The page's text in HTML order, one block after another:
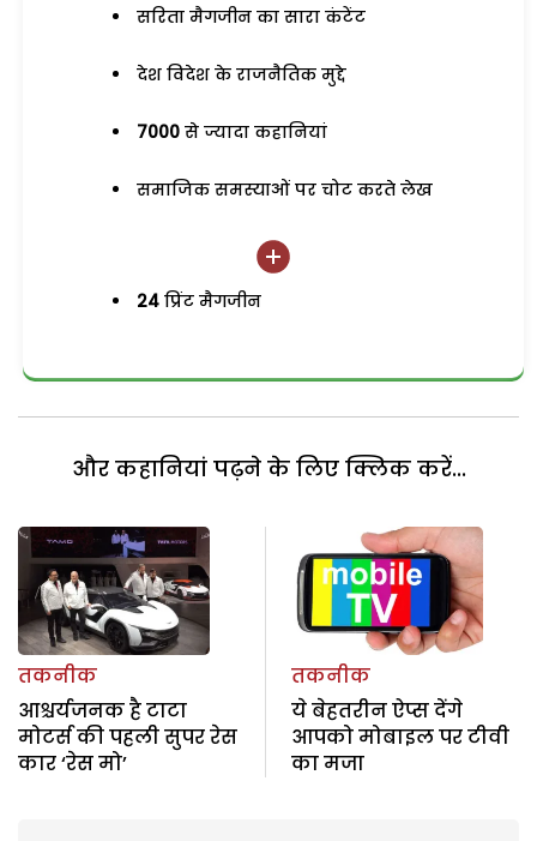
सरिता मैगजीन का सारा कंटेंट
देश विदेश के राजनैतिक मुद्दे
7000 से ज्यादा कहानियां
समाजिक समस्याओं पर चोट करते लेख
24 प्रिंट मैगजीन
और कहानियां पढ़ने के लिए क्लिक करें...
तकनीक
आश्चर्यजनक है टाटा
मोटर्स की पहली सुपर रेस
कार ‘रेस मो’
तकनीक
ये बेहतरीन ऐप्स देंगे
आपको मोबाइल पर टीवी
का मजा